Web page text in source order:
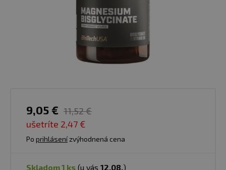
9,05 € 11,52 €
ušetríte 2,47 €
Po prihlásenízvýhodnená cena
skladom 1 ks (u vás 12.08.)